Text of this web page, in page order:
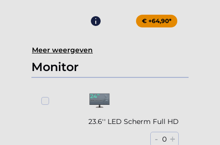
€ +64,90*
Meer weergeven
Monitor
23.6'' LED Scherm Full HD
- 0 +